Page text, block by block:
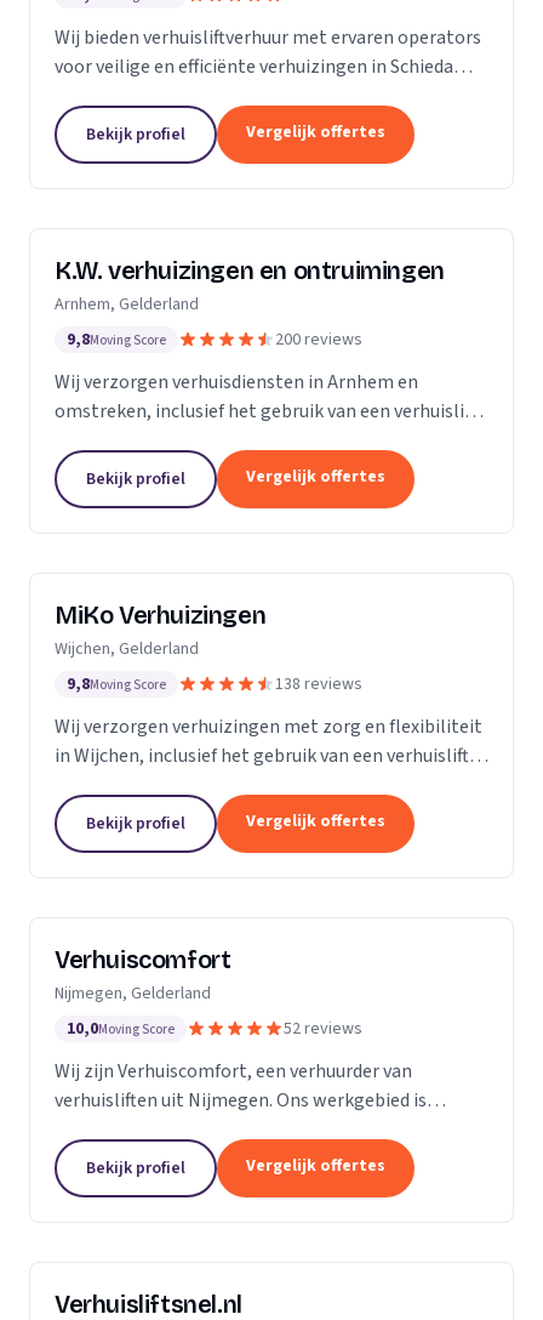
Wij bieden verhuisliftverhuur met ervaren operators
voor veilige en efficiënte verhuizingen in Schiedam
Bekijk profiel Vergelijk offertes
K.W. verhuizingen en ontruimingen
Arnhem, Gelderland
9,8Moving Score 200 reviews
Wij verzorgen verhuisdiensten in Arnhem en
omstreken, inclusief het gebruik van een verhuislift
Bekijk profiel Vergelijk offertes
MiKo Verhuizingen
Wijchen, Gelderland
9,8Moving Score 138 reviews
Wij verzorgen verhuizingen met zorg en flexibiliteit
in Wijchen, inclusief het gebruik van een verhuislift
Bekijk profiel Vergelijk offertes
Verhuiscomfort
Nijmegen, Gelderland
10,0Moving Score 52 reviews
Wij zijn Verhuiscomfort, een verhuurder van
verhuisliften uit Nijmegen. Ons werkgebied is
Bekijk profiel Vergelijk offertes
Verhuisliftsnel.nl